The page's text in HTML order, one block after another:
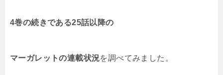
4巻の続きである25話以降の
マーガレットの連載状況を調べてみました。